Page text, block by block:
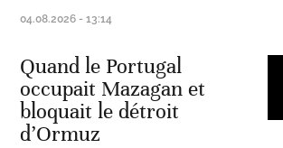
04.08.2026 - 13:14
Quand le Portugal
occupait Mazagan et
bloquait le détroit
d’Ormuz